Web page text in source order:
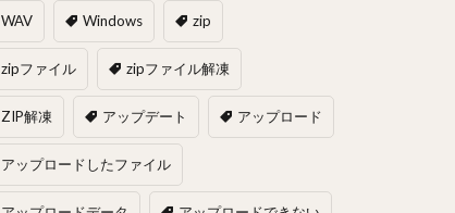
WAV Windows zip
zipファイル zipファイル解凍
ZIP解凍 アップデート アップロード
アップロードしたファイル